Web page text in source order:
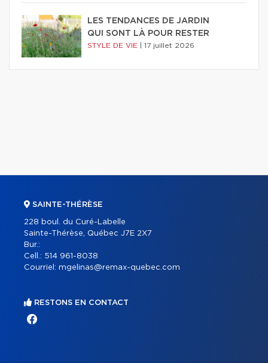
LES TENDANCES DE JARDIN
QUI SONT LÀ POUR RESTER
STYLE DE VIE 17 juillet 2026
SAINTE-THÉRÈSE
228 boul. du Curé-Labelle
Sainte-Thérèse, Québec J7E 2X7
Bur.:
Cell.: 514 961-8038
Courriel: mgelinas@remax-quebec.com
RESTONS EN CONTACT